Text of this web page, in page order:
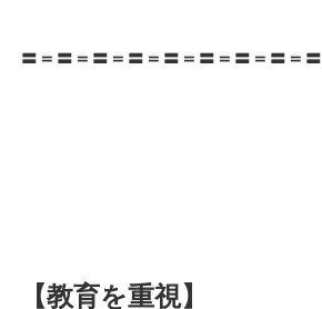
〓＝〓＝〓＝〓＝〓＝〓＝〓＝〓＝〓
【教育を重視】